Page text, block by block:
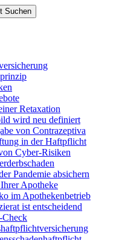
Retaxation
wird neu definiert
von Contrazeptiva
in der Haftpflicht
Cyber-Risiken
Pandemie absichern
Apotheke
im Apothekenbetrieb
ist entscheidend
Check